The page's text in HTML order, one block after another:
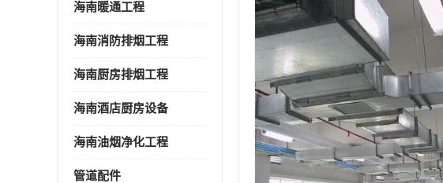
海南暖通工程
海南消防排烟工程
海南厨房排烟工程
海南酒店厨房设备
海南油烟净化工程
管道配件